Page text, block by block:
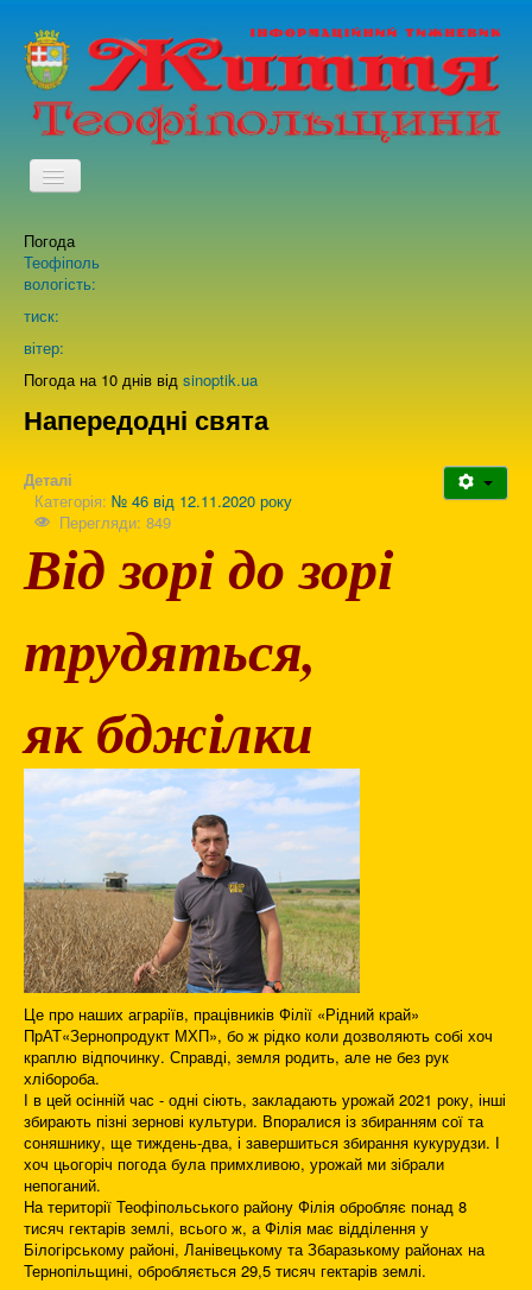
TPL_PROTOSTAR_TOGGLE_MENU
Про нас
Погода
Теофіполь
вологість:
тиск:
вітер:
Погода на 10 днів від sinoptik.ua
Напередодні свята
Деталі
Категорія: № 46 від 12.11.2020 року
Перегляди: 849
Від зорі до зорі
трудяться,
як бджілки
Це про наших аграріїв, працівників Філії «Рідний край»
ПрАТ«Зернопродукт МХП», бо ж рідко коли дозволяють собі хоч
краплю відпочинку. Справді, земля родить, але не без рук
хлібороба.
І в цей осінній час - одні сіють, закладають урожай 2021 року, інші
збирають пізні зернові культури. Впоралися із збиранням сої та
соняшнику, ще тиждень-два, і завершиться збирання кукурудзи. І
хоч цьогоріч погода була примхливою, урожай ми зібрали
непоганий.
На території Теофіпольського району Філія обробляє понад 8
тисяч гектарів землі, всього ж, а Філія має відділення у
Білогірському районі, Ланівецькому та Збаразькому районах на
Тернопільщині, обробляється 29,5 тисяч гектарів землі.